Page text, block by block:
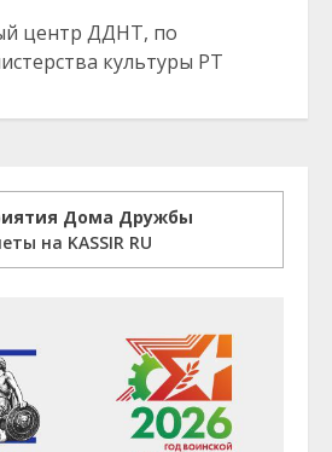
центр ДДНТ, по
культуры РТ
Дома Дружбы
на KASSIR RU